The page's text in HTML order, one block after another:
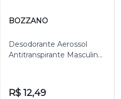
BOZZANO
Desodorante Aerossol
Antitranspirante Masculino
R$ 12,49